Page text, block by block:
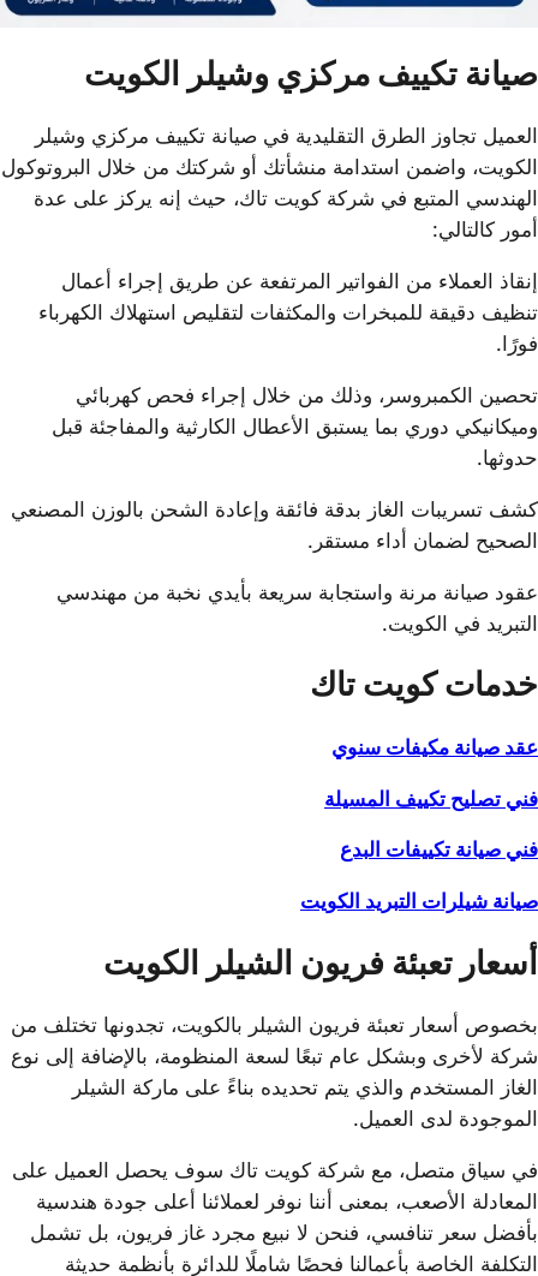
صيانة تكييف مركزي وشيلر الكويت
العميل تجاوز الطرق التقليدية في صيانة تكييف مركزي وشيلر
الكويت، واضمن استدامة منشأتك أو شركتك من خلال البروتوكول
الهندسي المتبع في شركة كويت تاك، حيث إنه يركز على عدة
أمور كالتالي:
إنقاذ العملاء من الفواتير المرتفعة عن طريق إجراء أعمال
تنظيف دقيقة للمبخرات والمكثفات لتقليص استهلاك الكهرباء
فورًا.
تحصين الكمبروسر، وذلك من خلال إجراء فحص كهربائي
وميكانيكي دوري بما يستبق الأعطال الكارثية والمفاجئة قبل
حدوثها.
كشف تسريبات الغاز بدقة فائقة وإعادة الشحن بالوزن المصنعي
الصحيح لضمان أداء مستقر.
عقود صيانة مرنة واستجابة سريعة بأيدي نخبة من مهندسي
التبريد في الكويت.
خدمات كويت تاك
عقد صيانة مكيفات سنوي
فني تصليح تكييف المسيلة
فني صيانة تكييفات البدع
صيانة شيلرات التبريد الكويت
أسعار تعبئة فريون الشيلر الكويت
بخصوص أسعار تعبئة فريون الشيلر بالكويت، تجدونها تختلف من
شركة لأخرى وبشكل عام تبعًا لسعة المنظومة، بالإضافة إلى نوع
الغاز المستخدم والذي يتم تحديده بناءً على ماركة الشيلر
الموجودة لدى العميل.
في سياق متصل، مع شركة كويت تاك سوف يحصل العميل على
المعادلة الأصعب، بمعنى أننا نوفر لعملائنا أعلى جودة هندسية
بأفضل سعر تنافسي، فنحن لا نبيع مجرد غاز فريون، بل تشمل
التكلفة الخاصة بأعمالنا فحصًا شاملًا للدائرة بأنظمة حديثة